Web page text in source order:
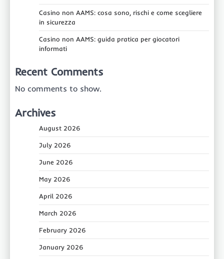
Casino non AAMS: cosa sono, rischi e come scegliere
in sicurezza
Casino non AAMS: guida pratica per giocatori
informati
Recent Comments
No comments to show.
Archives
August 2026
July 2026
June 2026
May 2026
April 2026
March 2026
February 2026
January 2026